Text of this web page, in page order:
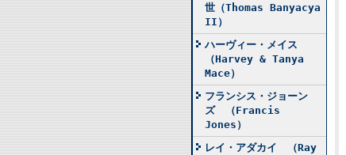
世（Thomas Banyacya
II）
ハーヴィー・メイス
（Harvey & Tanya
Mace）
フランシス・ジョーン
ズ （Francis
Jones）
レイ・アダカイ （Ray